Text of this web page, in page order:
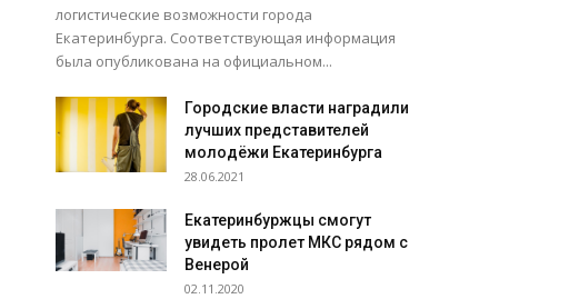
логистические возможности города
Екатеринбурга. Соответствующая информация
была опубликована на официальном...
Городские власти наградили
лучших представителей
молодёжи Екатеринбурга
28.06.2021
Екатеринбуржцы смогут
увидеть пролет МКС рядом с
Венерой
02.11.2020